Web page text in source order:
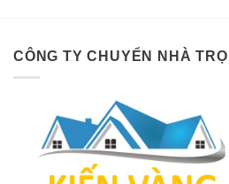
CÔNG TY CHUYỂN NHÀ